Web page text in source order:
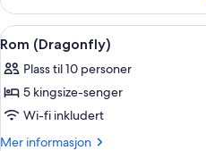
(Les
Palmiers)
Åpne
alle
bildene
av
Rom
(Dragonfly)
1
Rom (Dragonfly)
Plass til 10 personer
5 kingsize-senger
Wi-fi inkludert
Mer informasjon
Mer